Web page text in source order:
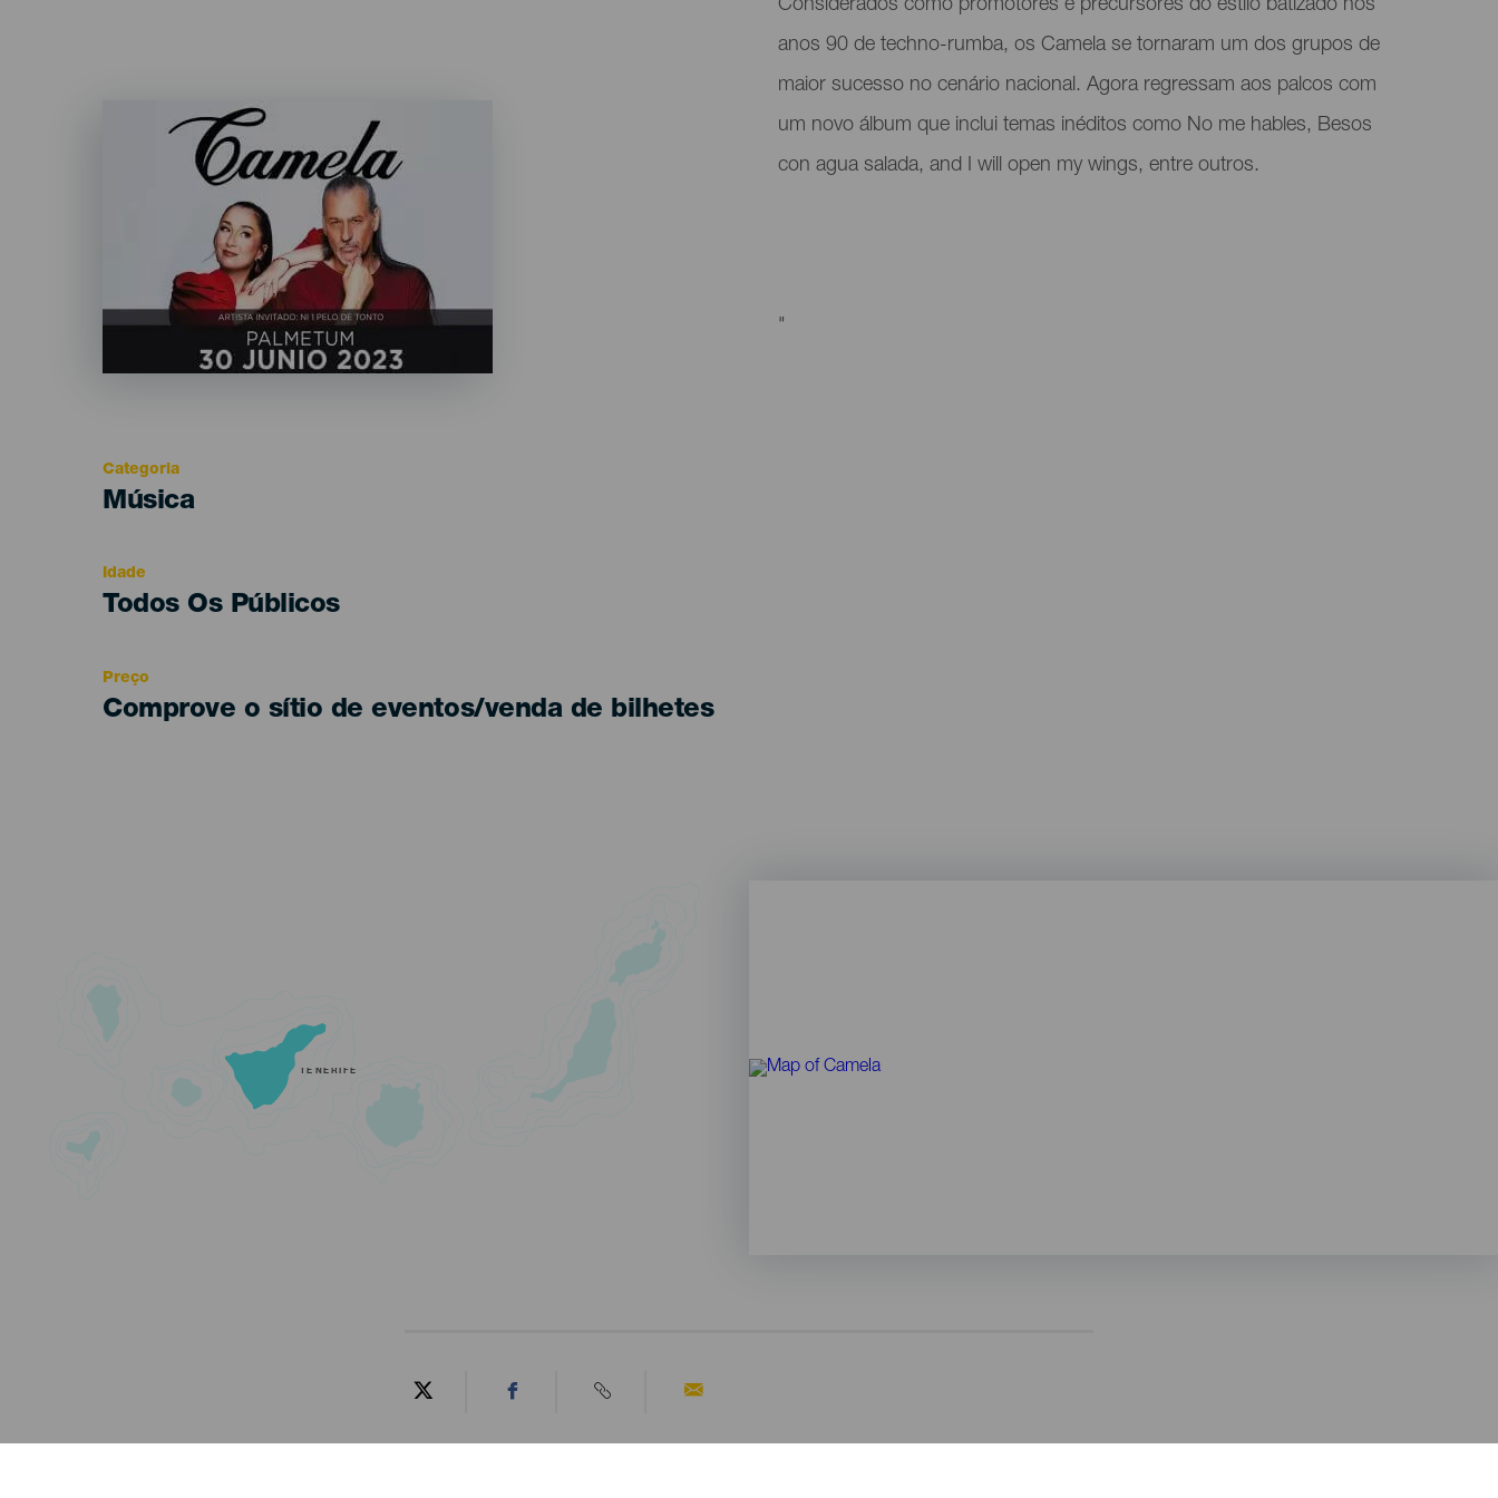
Considerados como promotores e precursores do estilo batizado nos
anos 90 de techno-rumba, os Camela se tornaram um dos grupos de
maior sucesso no cenário nacional. Agora regressam aos palcos com
um novo álbum que inclui temas inéditos como No me hables, Besos
con agua salada, and I will open my wings, entre outros.
"
Categoria
Categoría
Música
Idade
Edad
Todos Os Públicos
Preço
Comprove o sítio de eventos/venda de bilhetes
TENERIFE